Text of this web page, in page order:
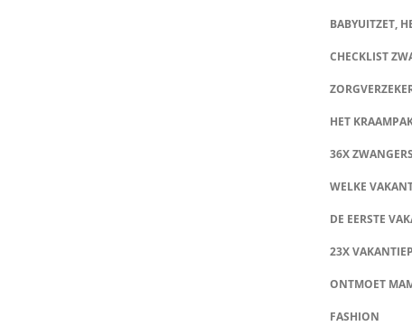
BABYUITZET,
CHECKLIST
HET
36X
WELKE
DE EERSTE
23X
ONTMOET
FASHION